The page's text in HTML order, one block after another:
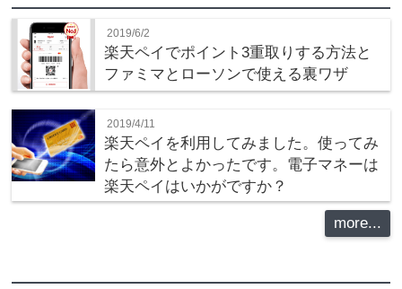
2019/6/2
楽天ペイでポイント3重取りする方法と
ファミマとローソンで使える裏ワザ
2019/4/11
楽天ペイを利用してみました。使ってみ
たら意外とよかったです。電子マネーは
楽天ペイはいかがですか？
more...